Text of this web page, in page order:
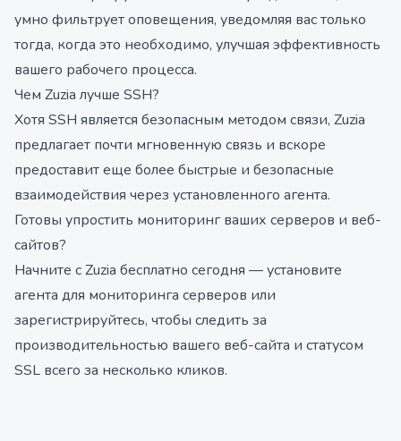
умно фильтрует оповещения, уведомляя вас только
тогда, когда это необходимо, улучшая эффективность
вашего рабочего процесса.
Чем Zuzia лучше SSH?
Хотя SSH является безопасным методом связи, Zuzia
предлагает почти мгновенную связь и вскоре
предоставит еще более быстрые и безопасные
взаимодействия через установленного агента.
Готовы упростить мониторинг ваших серверов и веб-
сайтов?
Начните с Zuzia бесплатно сегодня — установите
агента для мониторинга серверов или
зарегистрируйтесь, чтобы следить за
производительностью вашего веб-сайта и статусом
SSL всего за несколько кликов.